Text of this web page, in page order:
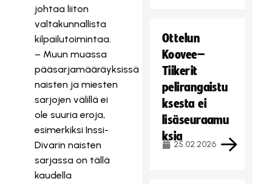
johtaa liiton
valtakunnallista
kilpailutoimintaa.
– Muun muassa
pääsarjamääräyksissä
naisten ja miesten
sarjojen välillä ei
ole suuria eroja,
esimerkiksi Inssi-
Divarin naisten
sarjassa on tällä
kaudella
Ottelun
Koovee–
Tiikerit
pelirangaistu
ksesta ei
lisäseuraamu
ksia
25.02.2026